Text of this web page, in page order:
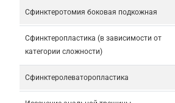
Сфинктеротомия боковая подкожная
Сфинктеропластика (в зависимости от
категории сложности)
Сфинктеролеваторопластика